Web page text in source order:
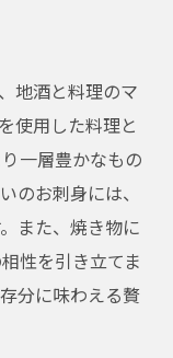
地酒と料理のマ
使用した料理と
一層豊かなもの
のお刺身には、
また、焼き物に
性を引き立てま
分に味わえる贅